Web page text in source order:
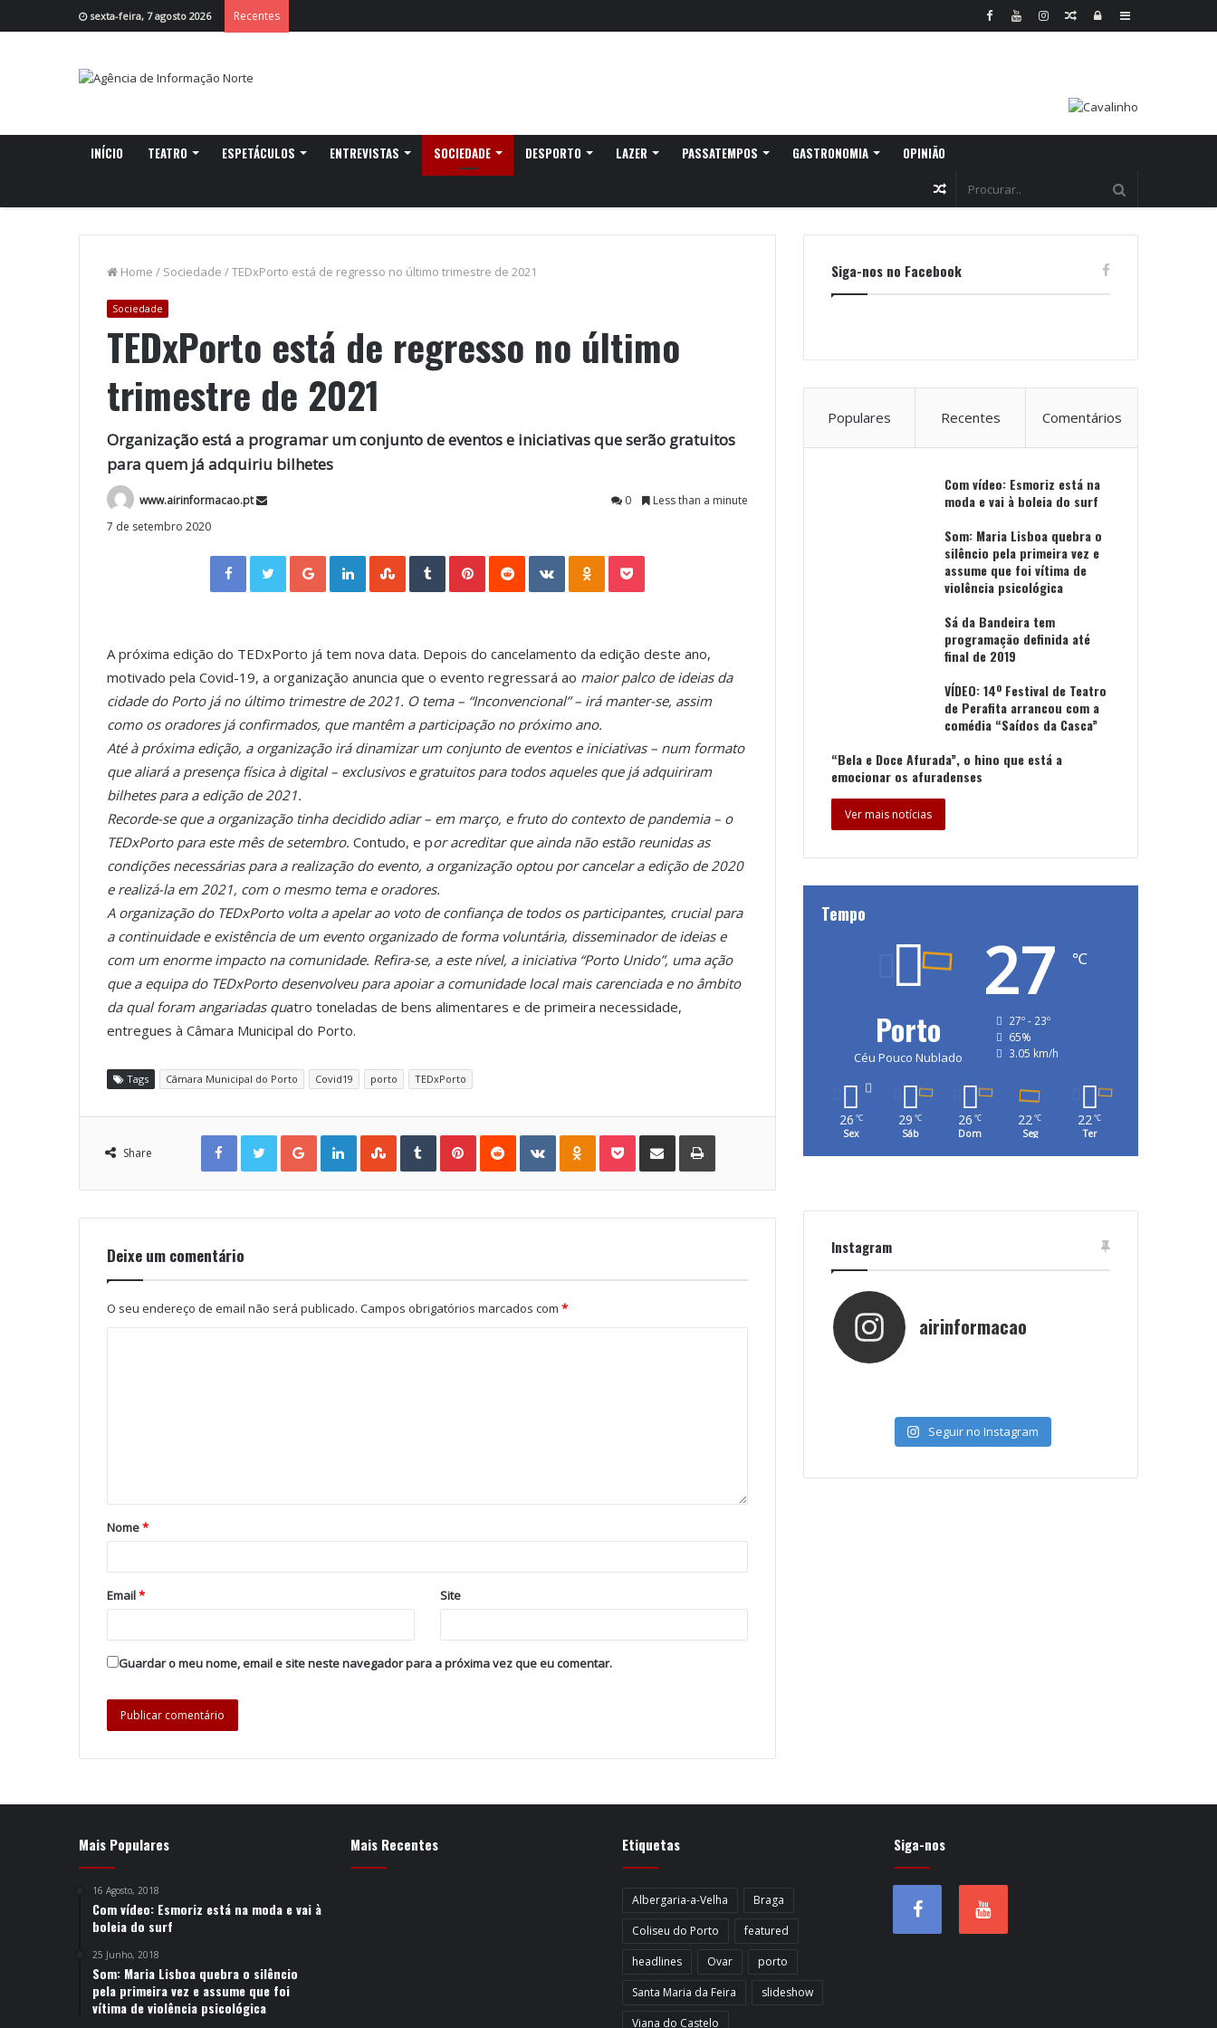
sexta-feira, 7 agosto 2026 Recentes Sidebar
Log
Random
INÍCIO TEATRO ESPETÁCULOS ENTREVISTAS SOCIEDADE DESPORTO LAZER PASSATEMPOS GASTRONOMIA OPINIÃO
Random
Home / Sociedade /TEDxPorto está de regresso no último trimestre de 2021
Sociedade
TEDxPorto está de regresso no último
trimestre de 2021
Organização está a programar um conjunto de eventos e iniciativas que serão gratuitos
para quem já adquiriu bilhetes
www.airinformacao.pt 0
Less than a minute
7 de setembro 2020
Facebook Twitter Google+ LinkedIn StumbleUpon Tumblr VKontakte
A próxima edição do TEDxPorto já tem nova data. Depois do cancelamento da edição deste ano,
motivado pela Covid-19, a organização anuncia que o evento regressará ao maior palco de ideias da
cidade do Porto já no último trimestre de 2021. O tema – “Inconvencional” – irá manter-se, assim
como os oradores já confirmados, que mantêm a participação no próximo ano.
Até à próxima edição, a organização irá dinamizar um conjunto de eventos e iniciativas – num formato
que aliará a presença física à digital – exclusivos e gratuitos para todos aqueles que já adquiriram
bilhetes para a edição de 2021.
Recorde-se que a organização tinha decidido adiar – em março, e fruto do contexto de pandemia – o
TEDxPorto para este mês de setembro. Contudo, e por acreditar que ainda não estão reunidas as
condições necessárias para a realização do evento, a organização optou por cancelar a edição de 2020
e realizá-la em 2021, com o mesmo tema e oradores.
A organização do TEDxPorto volta a apelar ao voto de confiança de todos os participantes, crucial para
a continuidade e existência de um evento organizado de forma voluntária, disseminador de ideias e
com um enorme impacto na comunidade. Refira-se, a este nível, a iniciativa “Porto Unido”, uma ação
que a equipa do TEDxPorto desenvolveu para apoiar a comunidade local mais carenciada e no âmbito
da qual foram angariadas quatro toneladas de bens alimentares e de primeira necessidade,
entregues à Câmara Municipal do Porto.
Tags Câmara Municipal do Porto Covid19 porto TEDxPorto
Share
Facebook Twitter Google+ LinkedIn StumbleUpon Tumblr Pinterest Reddit VKontakte Odnoklassniki Pocket Share via Email Print
Deixe um comentário
O seu endereço de email não será publicado. Campos obrigatórios marcados com *
Nome*
Email* Site
Guardar o meu nome, email e site neste navegador para a próxima vez que eu comentar.
Siga-nos no Facebook
Populares Recentes Comentários
Com vídeo: Esmoriz está na
moda e vai à boleia do surf
Som: Maria Lisboa quebra o
silêncio pela primeira vez e
assume que foi vítima de
violência psicológica
Sá da Bandeira tem
programação definida até
final de 2019
VÍDEO: 14º Festival de Teatro
de Perafita arrancou com a
comédia “Saídos da Casca”
“Bela e Doce Afurada”, o hino que está a
emocionar os afuradenses
Ver mais notícias
Tempo
Porto
Céu Pouco Nublado
27 ℃
27º - 23º
65%
3.05 km/h
26 ℃
Sex
29 ℃
Sáb
26 ℃
Dom
22℃
Seg
22℃
Ter
Instagram
airinformacao
Seguir no Instagram
Mais Populares
16 Agosto, 2018
Com vídeo: Esmoriz está na moda e vai à
boleia do surf
25 Junho, 2018
Som: Maria Lisboa quebra o silêncio
pela primeira vez e assume que foi
vítima de violência psicológica
Mais Recentes Etiquetas
Albergaria-a-Velha
Braga
Coliseu do Porto
featured
headlines
Ovar
porto
Santa Maria da Feira
slideshow
Viana do Castelo
Siga-nos